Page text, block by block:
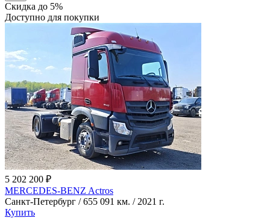
Скидка до 5%
Доступно для покупки
5 202 200 ₽
MERCEDES-BENZ Actros
Санкт-Петербург / 655 091 км. / 2021 г.
Купить